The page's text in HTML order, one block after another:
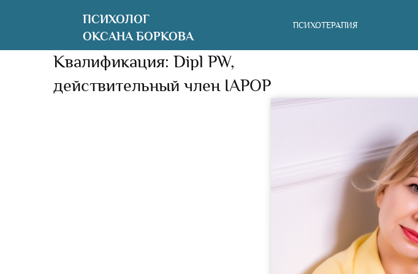
ПСИХОЛОГ
ОКСАНА БОРКОВА
ПСИХОТЕРАПИЯ
Квалификация: Dipl PW,
действительный член IAPOP